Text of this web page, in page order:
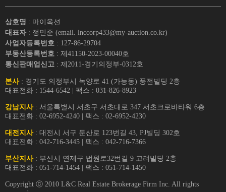
상호명 : 마이옥션
대표자 : 정민준 (email. lnccorp433@my-auction.co.kr)
사업자등록번호 : 127-86-29704
부동산등록번호 : 제41150-2023-00040호
통신판매업신고 : 제2011-경기의정부-0312호
본사: 경기도 의정부시 녹양로 41 (가능동) 풍전빌딩 2층
대표전화 : 1544-6542 | 팩스 : 031-826-8923
강남지사: 서울특별시 서초구 서초대로 347 서초크로바타워 6층
대표전화 : 02-6952-4240 | 팩스 : 02-6952-4230
대전지사: 대전시 서구 둔산로 123번길 43, PJ빌딩 302호
대표전화 : 042-716-3445 | 팩스 : 042-716-7366
부산지사: 부산시 연제구 법원로32번길 9 고려빌딩 2층
대표전화 : 051-714-1454 | 팩스 : 051-714-1450
Copyright ⓒ 2010 L&C Real Estate Brokerage Firm Inc. All rights